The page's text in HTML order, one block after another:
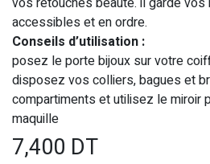
accessibles et en ordre.
Conseils d’utilisation :
posez le porte bijoux sur votre
disposez vos colliers, bagues et
compartiments et utilisez le miroir
maquille
7,400 DT